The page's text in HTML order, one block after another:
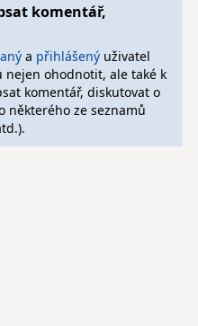
komentář,
a přihlášenýuživatel
nejen ohodnotit, ale také k
komentář, diskutovat o
některého ze seznamů